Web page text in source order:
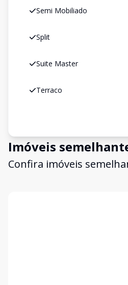
Semi Mobiliado
Split
Suite Master
Terraco
Imóveis
Confira imóveis